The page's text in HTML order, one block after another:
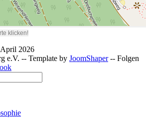
klicken!
2026
e.V. -- Template by JoomShaper-- Folgen